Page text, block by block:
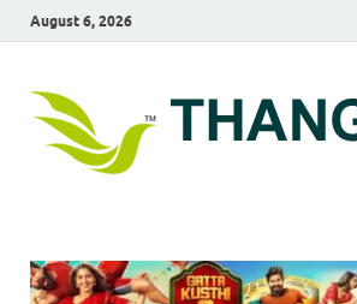
August 6, 2026